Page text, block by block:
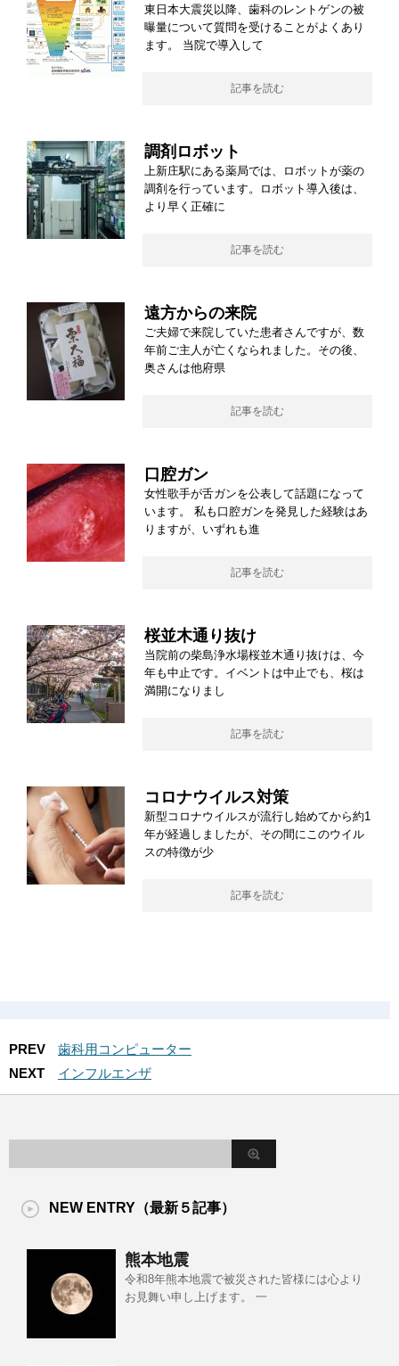
東日本大震災以降、歯科のレントゲンの被
曝量について質問を受けることがよくあり
ます。 当院で導入して
記事を読む
調剤ロボット
上新庄駅にある薬局では、ロボットが薬の
調剤を行っています。ロボット導入後は、
より早く正確に
記事を読む
遠方からの来院
ご夫婦で来院していた患者さんですが、数
年前ご主人が亡くなられました。その後、
奥さんは他府県
記事を読む
口腔ガン
女性歌手が舌ガンを公表して話題になって
います。 私も口腔ガンを発見した経験はあ
りますが、いずれも進
記事を読む
桜並木通り抜け
当院前の柴島浄水場桜並木通り抜けは、今
年も中止です。イベントは中止でも、桜は
満開になりまし
記事を読む
コロナウイルス対策
新型コロナウイルスが流行し始めてから約1
年が経過しましたが、その間にこのウイル
スの特徴が少
記事を読む
PREV
歯科用コンピューター
NEXT
インフルエンザ
NEW ENTRY（最新５記事）
熊本地震
令和8年熊本地震で被災された皆様には心より
お見舞い申し上げます。 一